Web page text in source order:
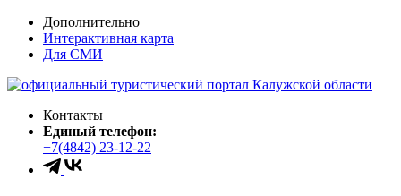
Дополнительно
Интерактивная карта
Для СМИ
Контакты
Единый телефон:
+7(4842) 23-12-22